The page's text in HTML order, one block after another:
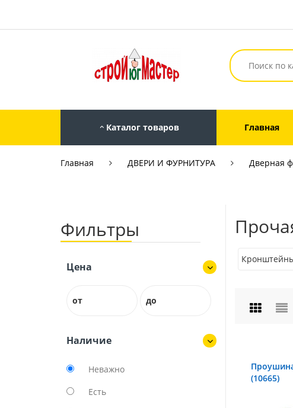
Каталог товаров Главная
Главная ДВЕРИ И ФУРНИТУРА Дверная
Фильтры
Цена
от до
Наличие
Неважно
Есть
(10665)